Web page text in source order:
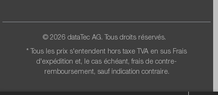
© 2026 dataTec AG. Tous droits réservés.
* Tous les prix s'entendent hors taxe TVA en sus Frais
d'expédition et, le cas échéant, frais de contre-
remboursement, sauf indication contraire.